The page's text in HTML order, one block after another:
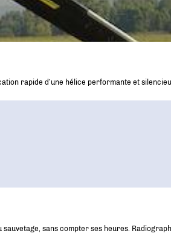
rapide d’une hélice performante et
sans compter ses heures.